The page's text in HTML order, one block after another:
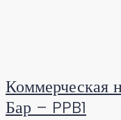
Коммерческая
Бар – PPB1